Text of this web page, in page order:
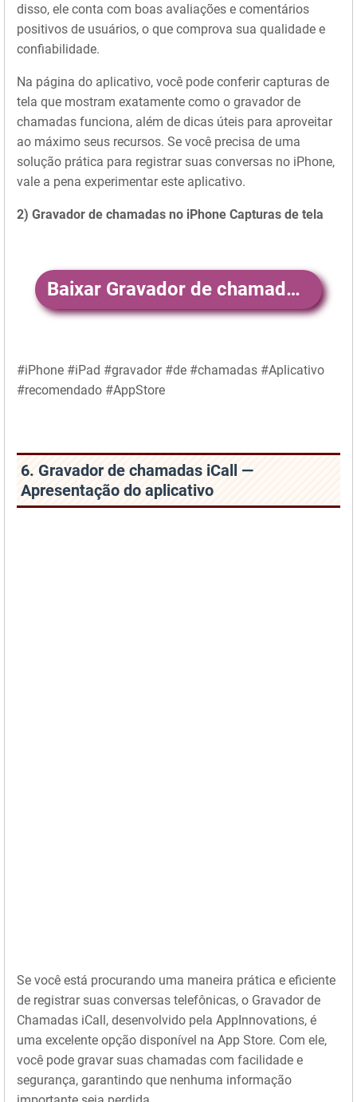
disso, ele conta com boas avaliações e comentários
positivos de usuários, o que comprova sua qualidade e
confiabilidade.
Na página do aplicativo, você pode conferir capturas de
tela que mostram exatamente como o gravador de
chamadas funciona, além de dicas úteis para aproveitar
ao máximo seus recursos. Se você precisa de uma
solução prática para registrar suas conversas no iPhone,
vale a pena experimentar este aplicativo.
2) Gravador de chamadas no iPhone Capturas de tela
Baixar Gravador de chamadas no iPhone
#iPhone #iPad #gravador #de #chamadas #Aplicativo
#recomendado #AppStore
6. Gravador de chamadas iCall —
Apresentação do aplicativo
Se você está procurando uma maneira prática e eficiente
de registrar suas conversas telefônicas, o Gravador de
Chamadas iCall, desenvolvido pela AppInnovations, é
uma excelente opção disponível na App Store. Com ele,
você pode gravar suas chamadas com facilidade e
segurança, garantindo que nenhuma informação